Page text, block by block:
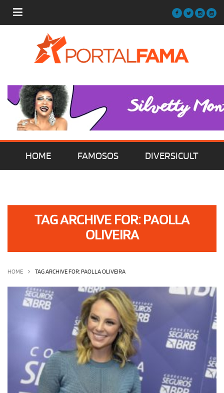
HOME FAMOSOS DIVERSICULT
OLHA ISSO! EU QUERO!
TAG ARCHIVE FOR: PAOLLA
OLIVEIRA
HOME TAG ARCHIVE FOR: PAOLLA OLIVEIRA